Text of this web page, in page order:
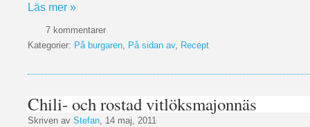
Läs mer »
7 kommentarer
Kategorier: På burgaren, På sidan av, Recept
Chili- och rostad vitlöksmajonnäs
Skriven av Stefan, 14 maj, 2011